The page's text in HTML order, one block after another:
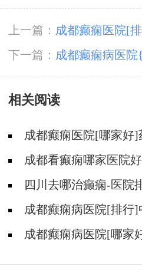
上一篇： 成都癫痫医院[
些症状?
下一篇： 成都癫痫病医
因素有关?
相关阅读
成都癫痫医院[哪家好
好?成都看癫痫哪家医院
冬后癫痫病人应多注意什
四川去哪治癫痫-医院
哪儿能有效治疗癫痫?
成都癫痫病医院[排行
吗
成都癫痫病医院[哪家